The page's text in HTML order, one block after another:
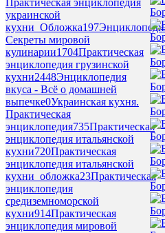
Практическая энциклопедия
украинской
кухни_Обложка197
Секреты мировой
кулинарии1704Практическая
энциклопедия грузинской
кухни2448Энциклопедия
вкуса - Всё о домашней
выпечке0Украинская кухня.
Практическая
энциклопедия735Практическая
энциклопедия итальянской
кухни720Практическая
энциклопедия итальянской
кухни_обложка23Практическая
энциклопедия
средиземноморской
кухни914Практическая
энциклопедия мировой